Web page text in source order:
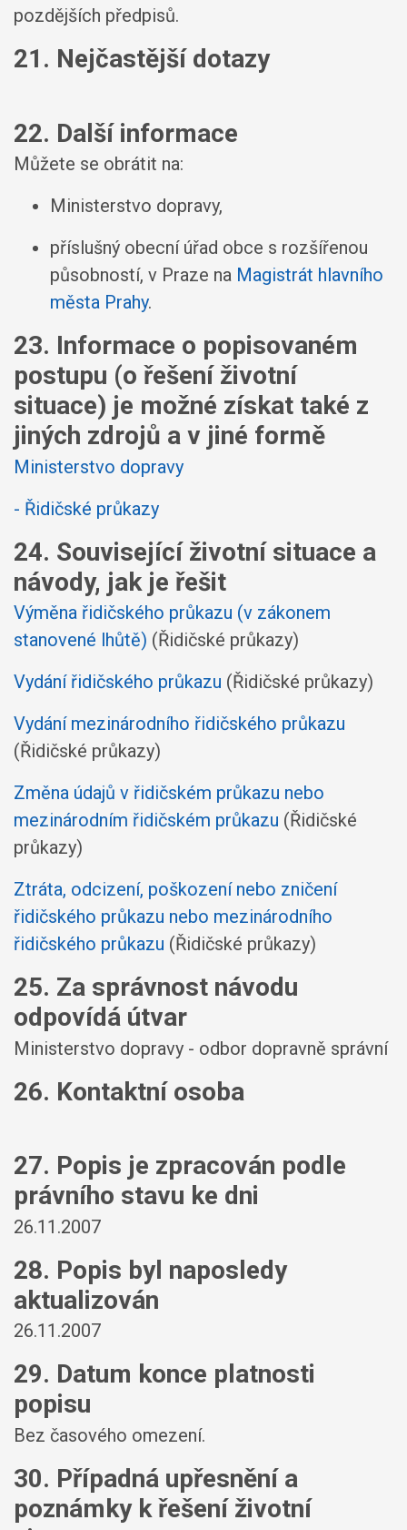
pozdějších předpisů.
21. Nejčastější dotazy
22. Další informace
Můžete se obrátit na:
Ministerstvo dopravy,
příslušný obecní úřad obce s rozšířenou
působností, v Praze na Magistrát hlavního
města Prahy.
23. Informace o popisovaném
postupu (o řešení životní
situace) je možné získat také z
jiných zdrojů a v jiné formě
Ministerstvo dopravy
- Řidičské průkazy
24. Související životní situace a
návody, jak je řešit
Výměna řidičského průkazu (v zákonem
stanovené lhůtě) (Řidičské průkazy)
Vydání řidičského průkazu (Řidičské průkazy)
Vydání mezinárodního řidičského průkazu
(Řidičské průkazy)
Změna údajů v řidičském průkazu nebo
mezinárodním řidičském průkazu (Řidičské
průkazy)
Ztráta, odcizení, poškození nebo zničení
řidičského průkazu nebo mezinárodního
řidičského průkazu (Řidičské průkazy)
25. Za správnost návodu
odpovídá útvar
Ministerstvo dopravy - odbor dopravně správní
26. Kontaktní osoba
27. Popis je zpracován podle
právního stavu ke dni
26.11.2007
28. Popis byl naposledy
aktualizován
26.11.2007
29. Datum konce platnosti
popisu
Bez časového omezení.
30. Případná upřesnění a
poznámky k řešení životní